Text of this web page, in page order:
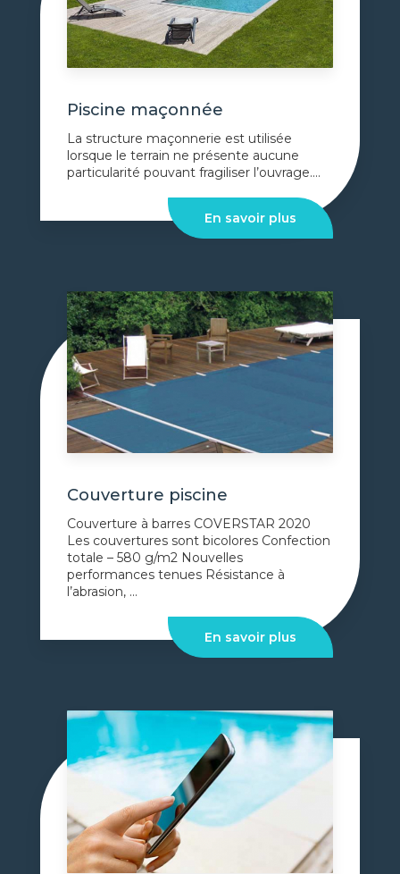
Piscine maçonnée
La structure maçonnerie est utilisée
lorsque le terrain ne présente aucune
particularité pouvant fragiliser l’ouvrage....
En savoir plus
Couverture piscine
Couverture à barres COVERSTAR 2020
Les couvertures sont bicolores Confection
totale – 580 g/m2 Nouvelles
performances tenues Résistance à
l’abrasion, ...
En savoir plus